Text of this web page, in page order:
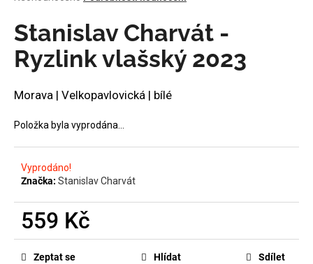
produktu
je
0,0
hvězdiček.
Stanislav Charvát -
Ryzlink vlašský 2023
Morava | Velkopavlovická | bílé
Položka byla vyprodána…
Vyprodáno!
Značka: Stanislav Charvát
559 Kč
Měrná
cena:
Zeptat se Hlídat Sdílet
D
p
r
u
č
u
e
m
e